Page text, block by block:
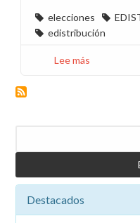
elecciones
edistribución
Lee más
en
Redes
en
Destacados